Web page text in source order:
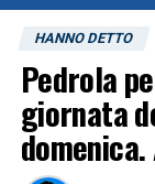
HANNO DETTO
Pedrola
giornata
domenica.